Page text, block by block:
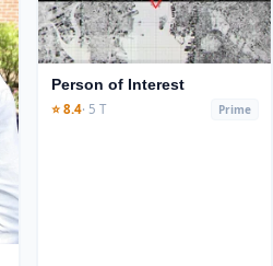
Person of Interest
⭐ 8.4· 5 T Prime